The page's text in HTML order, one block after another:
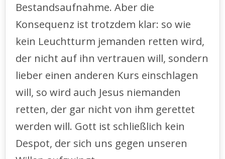
Bestandsaufnahme. Aber die
Konsequenz ist trotzdem klar: so wie
kein Leuchtturm jemanden retten wird,
der nicht auf ihn vertrauen will, sondern
lieber einen anderen Kurs einschlagen
will, so wird auch Jesus niemanden
retten, der gar nicht von ihm gerettet
werden will. Gott ist schließlich kein
Despot, der sich uns gegen unseren